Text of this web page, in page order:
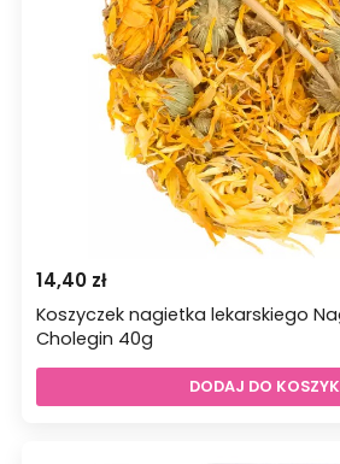
14,40 zł
Koszyczek nagietka lekarskiego
Cholegin 40g
DODAJ DO